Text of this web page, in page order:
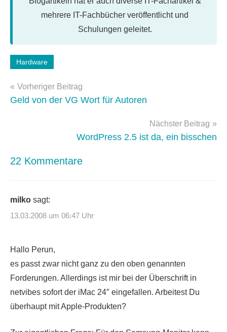
mehrere IT-Fachbücher veröffentlicht und
Schulungen geleitet.
Schlagwörter:
Hardware
Beitragsnavigation
Vorheriger Beitrag
Geld von der VG Wort für Autoren
Nächster Beitrag
WordPress 2.5 ist da, ein bisschen
22 Kommentare
milko sagt:
13.03.2008 um 06:47 Uhr
Hallo Perun,
es passt zwar nicht ganz zu den oben genannten
Forderungen. Allerdings ist mir bei der Überschrift in
netvibes sofort der iMac 24″ eingefallen. Arbeitest Du
überhaupt mit Apple-Produkten?